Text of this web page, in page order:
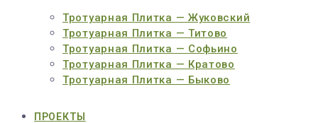
Тротуарная Плитка — Жуковский
Тротуарная Плитка — Титово
Тротуарная Плитка — Софьино
Тротуарная Плитка — Кратово
Тротуарная Плитка — Быково
ПРОЕКТЫ